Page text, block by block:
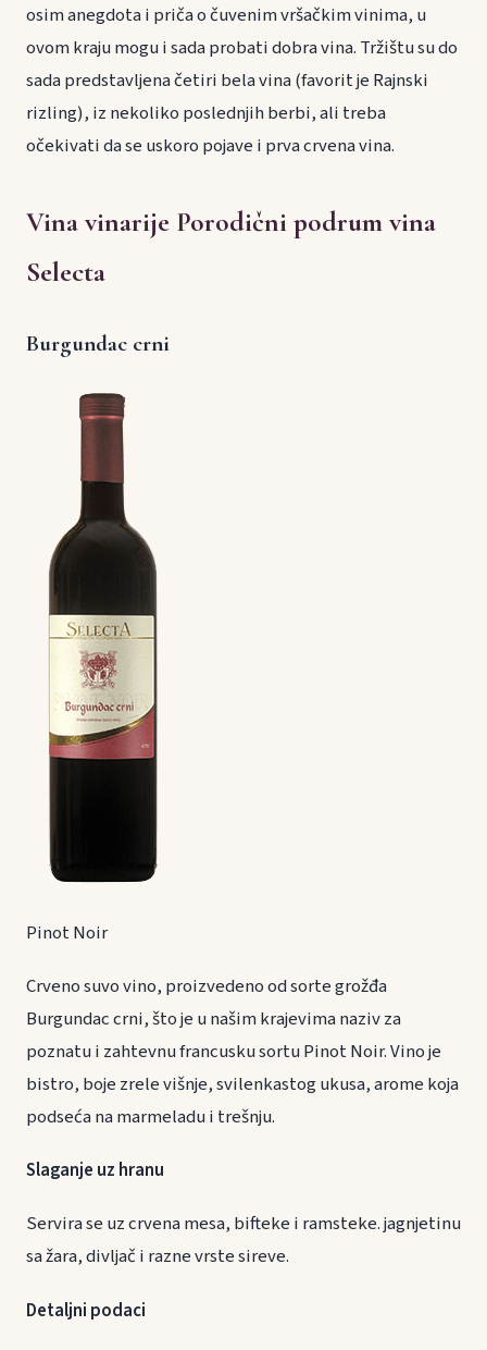
osim anegdota i priča o čuvenim vršačkim vinima, u
ovom kraju mogu i sada probati dobra vina. Tržištu su do
sada predstavljena četiri bela vina (favorit je Rajnski
rizling), iz nekoliko poslednjih berbi, ali treba
očekivati da se uskoro pojave i prva crvena vina.
Vina vinarije Porodični podrum vina
Selecta
Burgundac crni
Pinot Noir
Crveno suvo vino, proizvedeno od sorte grožđa
Burgundac crni, što je u našim krajevima naziv za
poznatu i zahtevnu francusku sortu Pinot Noir. Vino je
bistro, boje zrele višnje, svilenkastog ukusa, arome koja
podseća na marmeladu i trešnju.
Slaganje uz hranu
Servira se uz crvena mesa, bifteke i ramsteke. jagnjetinu
sa žara, divljač i razne vrste sireve.
Detaljni podaci